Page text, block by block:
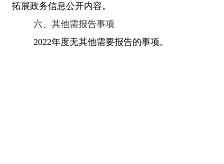
拓展政务信息公开内容。
六、 其他需报告事项
2022年度无其他需要报告的事项。